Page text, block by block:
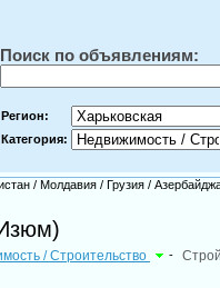
Поиск по объявлениям:
Регион:
Категория:
/ Молдавия / Грузия /
/ Строительство -